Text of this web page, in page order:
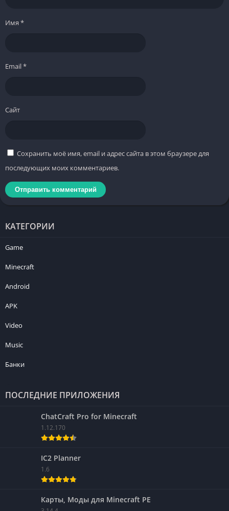
Имя *
Email*
Сайт
Сохранить моё имя, email и адрес сайта в этом браузере для
последующих моих комментариев.
КАТЕГОРИИ
Game
Minecraft
Android
APK
Video
Music
Банки
ПОСЛЕДНИЕ ПРИЛОЖЕНИЯ
ChatCraft Pro for Minecraft
1.12.170
IC2 Planner
1.6
Карты, Моды для Minecraft PE